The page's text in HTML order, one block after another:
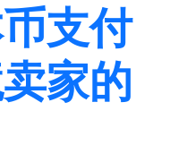
支付
家的